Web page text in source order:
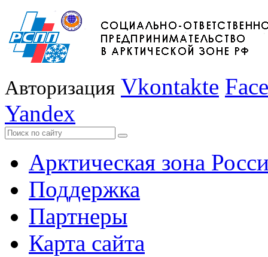
Авторизация Vkontakte
Yandex
Арктическая зона
Поддержка
Партнеры
Карта сайта